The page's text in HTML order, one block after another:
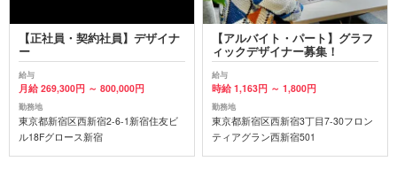
【正社員・契約社員】デザイナ
ー
給与
月給 269,300円 ～ 800,000円
勤務地
東京都新宿区西新宿2-6-1新宿住友ビ
ル18Fグロース新宿
【アルバイト・パート】グラフ
ィックデザイナー募集！
給与
時給 1,163円 ～ 1,800円
勤務地
東京都新宿区西新宿3丁目7-30フロン
ティアグラン西新宿501